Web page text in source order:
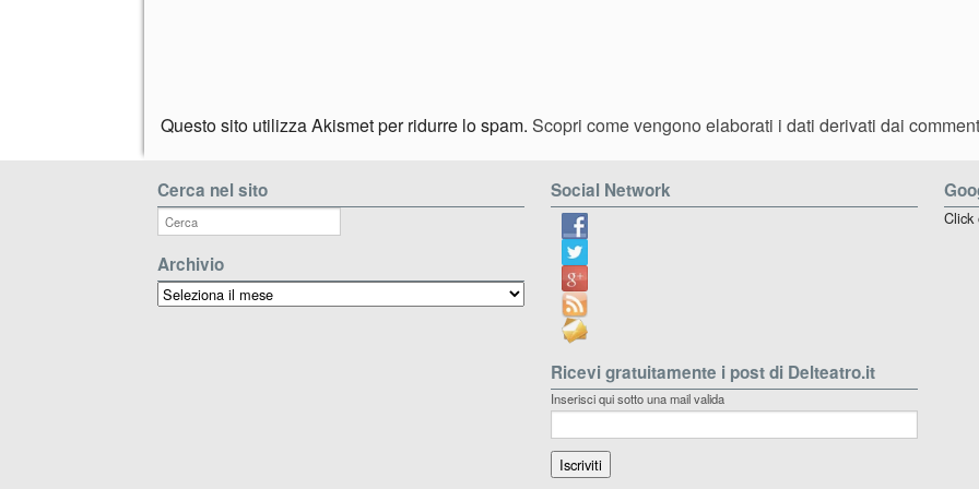
Questo sito utilizza Akismet per ridurre lo spam. Scopri come vengono elaborati i dati derivati dai
Cerca nel sito
Archivio
Archivio
Social Network
Ricevi gratuitamente i post di Delteatro.it
Inserisci qui sotto una mail valida
Click